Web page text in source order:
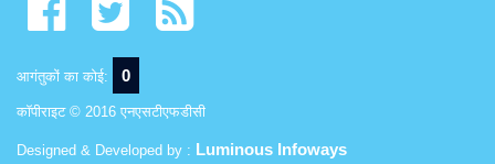
आगंतुकों का कोई: 0
कॉपीराइट © 2016 एनएसटीएफडीसी
Designed & Developed by : Luminous Infoways